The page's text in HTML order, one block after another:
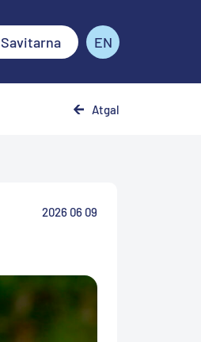
Savitarna EN
Atgal
2026 06 09